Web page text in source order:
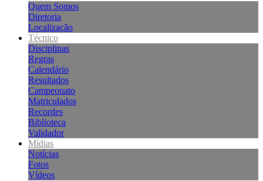
Quem Somos
Diretoria
Localização
Técnico
Disciplinas
Regras
Calendário
Resultados
Campeonato
Matriculados
Recordes
Biblioteca
Validador
Mídias
Notícias
Fotos
Vídeos